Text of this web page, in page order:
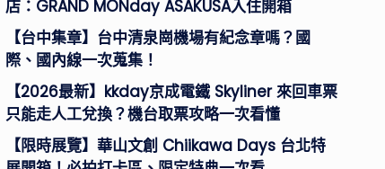
店：GRAND MONday ASAKUSA入住開箱
【台中集章】台中清泉崗機場有紀念章嗎？國
際、國內線一次蒐集！
【2026最新】kkday京成電鐵 Skyliner 來回車票
只能走人工兌換？機台取票攻略一次看懂
【限時展覽】華山文創 Chiikawa Days 台北特